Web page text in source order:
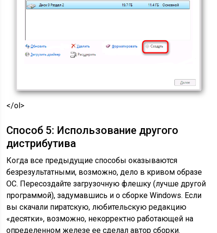
</ol>
Способ 5: Использование другого
дистрибутива
Когда все предыдущие способы оказываются
безрезультатными, возможно, дело в кривом образе
ОС. Пересоздайте загрузочную флешку (лучше другой
программой), задумавшись и о сборке Windows. Если
вы скачали пиратскую, любительскую редакцию
«десятки», возможно, некорректно работающей на
определенном железе ее сделал автор сборки.